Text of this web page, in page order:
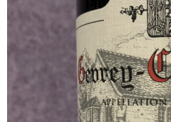
ブログコラム
よくあるご質問
お問い合わせ